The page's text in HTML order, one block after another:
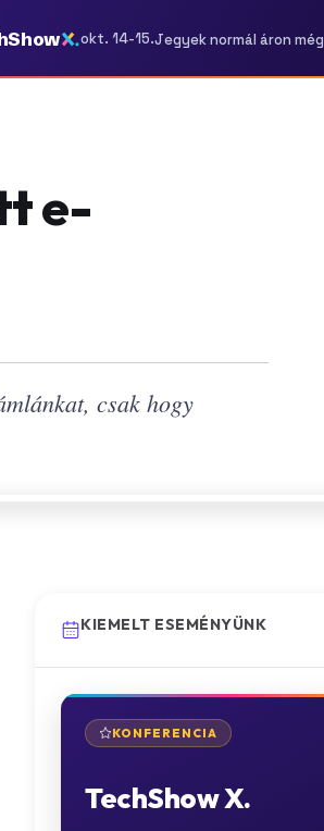
okt. 14-15.Jegyek normál áron még
e-
csak hogy
KIEMELT ESEMÉNYÜNK
KONFERENCIA
TechShow X.